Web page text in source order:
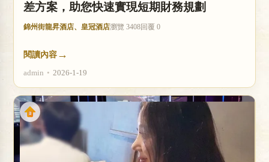
差方案，助您快速實現短期財務規劃
錦州街龍昇酒店、皇冠酒店瀏覽 3408回覆 0
閱讀內容 →
admin • 2026-1-19